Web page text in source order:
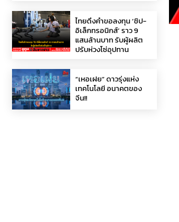
ไทยดึงคำขอลงทุน ‘ชิป-
อิเล็กทรอนิกส์’ ราว 9
แสนล้านบาท รับผู้ผลิต
ปรับห่วงโซ่อุปทาน
“เหอเฝย” ดาวรุ่งแห่ง
เทคโนโลยี อนาคตของ
จีน!!